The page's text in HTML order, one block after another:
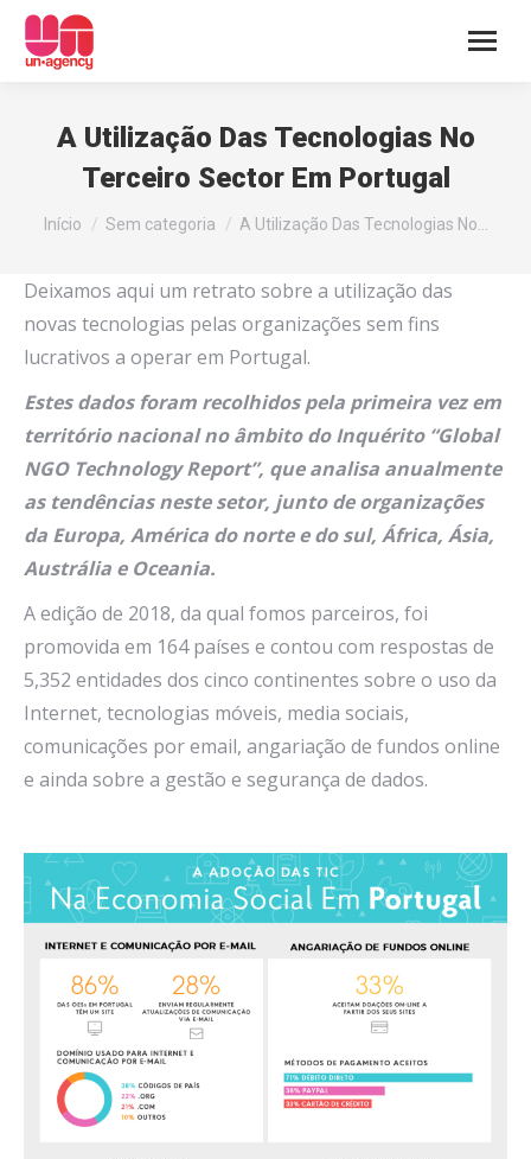
A Utilização Das Tecnologias No
Terceiro Sector Em Portugal
You are here:
Início Sem categoria A Utilização Das Tecnologias No…
Deixamos aqui um retrato sobre a utilização das
novas tecnologias pelas organizações sem fins
lucrativos a operar em Portugal.
Estes dados foram recolhidos pela primeira vez em
território nacional no âmbito do Inquérito “Global
NGO Technology Report”, que analisa anualmente
as tendências neste setor, junto de organizações
da Europa, América do norte e do sul, África, Ásia,
Austrália e Oceania.
A edição de 2018, da qual fomos parceiros, foi
promovida em 164 países e contou com respostas de
5,352 entidades dos cinco continentes sobre o uso da
Internet, tecnologias móveis, media sociais,
comunicações por email, angariação de fundos online
e ainda sobre a gestão e segurança de dados.